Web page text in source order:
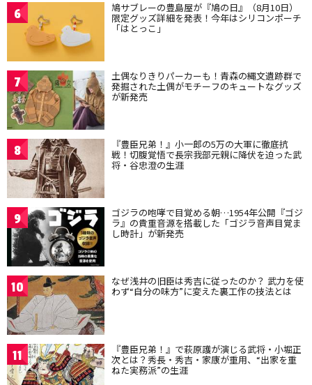
6 鳩サブレーの豊島屋が『鳩の日』（8月10日）
限定グッズ詳細を発表！今年はシリコンポーチ
「はとっこ」
7 土偶なりきりパーカーも！青森の縄文遺跡群で
発掘された土偶がモチーフのキュートなグッズ
が新発売
8 『豊臣兄弟！』小一郎の5万の大軍に徹底抗
戦！切腹覚悟で長宗我部元親に降伏を迫った武
将・谷忠澄の生涯
9 ゴジラの咆哮で目覚める朝…1954年公開『ゴジ
ラ』の貴重音源を搭載した「ゴジラ音声目覚ま
し時計」が新発売
10 なぜ浅井の旧臣は秀吉に従ったのか？ 武力を使
わず“自分の味方”に変えた裏工作の技法とは
11 『豊臣兄弟！』で萩原護が演じる武将・小堀正
次とは？秀長・秀吉・家康が重用、“出家を重
ねた実務派”の生涯